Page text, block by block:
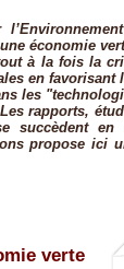
économie
à la fois la
en favorisant
les
rapports,
succèdent en
propose ici
verte